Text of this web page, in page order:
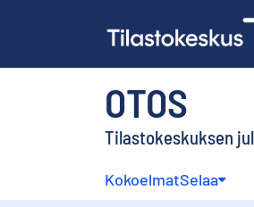
OTOS
Tilastokeskuksen
KokoelmatSelaa